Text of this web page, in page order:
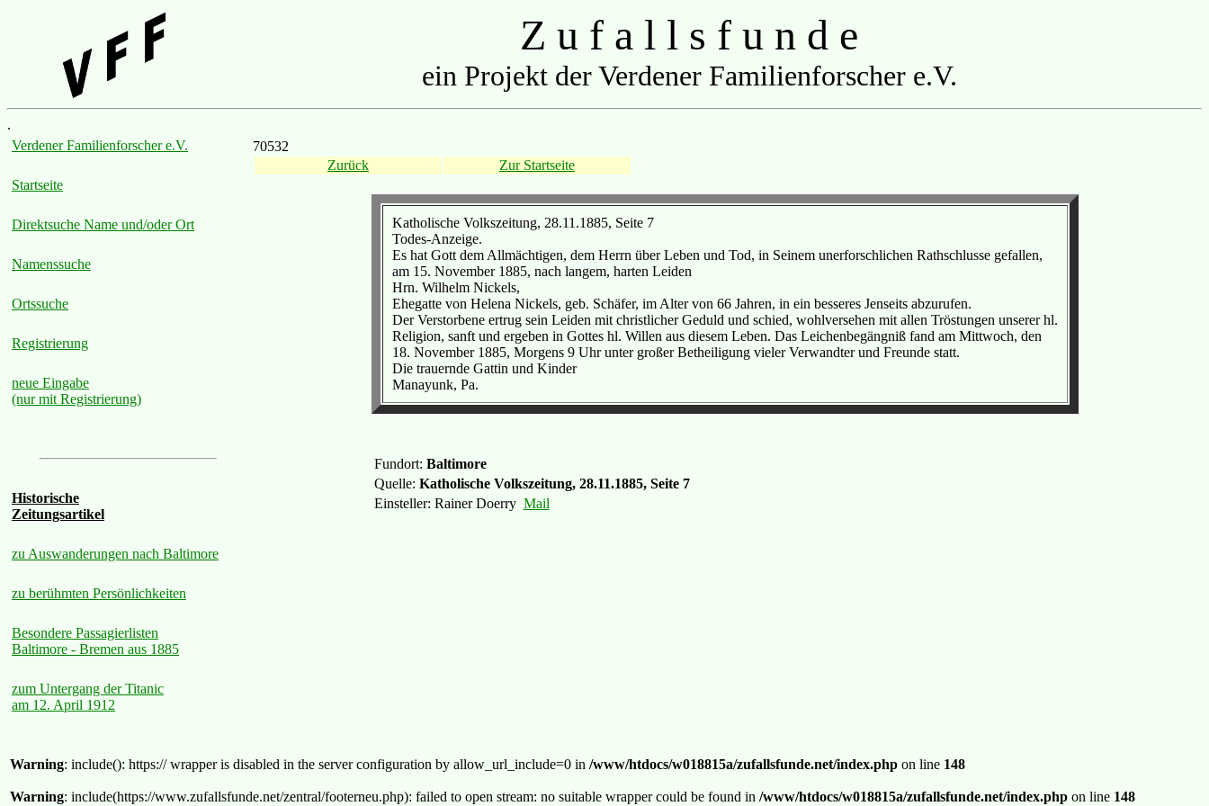
Z u f a l l s f u n d e
ein Projekt der Verdener Familienforscher e.V.
.
Verdener Familienforscher e.V.
Startseite
Direktsuche Name und/oder Ort
Namenssuche
Ortssuche
Registrierung
neue Eingabe
(nur mit Registrierung)
Historische
Zeitungsartikel
zu Auswanderungen nach Baltimore
zu berühmten Persönlichkeiten
Besondere Passagierlisten
Baltimore - Bremen aus 1885
zum Untergang der Titanic
am 12. April 1912
70532
Zurück
Zur Startseite
Katholische Volkszeitung, 28.11.1885, Seite 7
Todes-Anzeige.
Es hat Gott dem Allmächtigen, dem Herrn über Leben und Tod, in Seinem unerforschlichen Rathschlusse gefallen,
am 15. November 1885, nach langem, harten Leiden
Hrn. Wilhelm Nickels,
Ehegatte von Helena Nickels, geb. Schäfer, im Alter von 66 Jahren, in ein besseres Jenseits abzurufen.
Der Verstorbene ertrug sein Leiden mit christlicher Geduld und schied, wohlversehen mit allen Tröstungen unserer hl.
Religion, sanft und ergeben in Gottes hl. Willen aus diesem Leben. Das Leichenbegängniß fand am Mittwoch, den
18. November 1885, Morgens 9 Uhr unter großer Betheiligung vieler Verwandter und Freunde statt.
Die trauernde Gattin und Kinder
Manayunk, Pa.
Fundort: Baltimore
Quelle: Katholische Volkszeitung, 28.11.1885, Seite 7
Einsteller: Rainer Doerry Mail
Warning: include(): https:// wrapper is disabled in the server configuration by allow_url_include=0 in /www/htdocs/w018815a/zufallsfunde.net/index.php on line 148
Warning: include(https://www.zufallsfunde.net/zentral/footerneu.php): failed to open stream: no suitable wrapper could be found in /www/htdocs/w018815a/zufallsfunde.net/index.php on line 148